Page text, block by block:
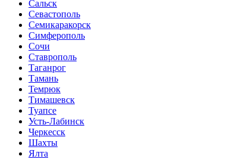
Сальск
Севастополь
Семикаракорск
Симферополь
Сочи
Ставрополь
Таганрог
Тамань
Темрюк
Тимашевск
Туапсе
Усть-Лабинск
Черкесск
Шахты
Ялта